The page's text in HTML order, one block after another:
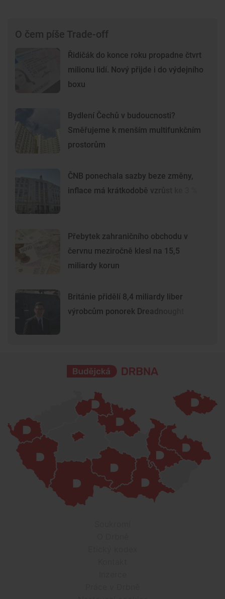
O čem píše Trade-off
Řidičák do konce roku propadne čtvrt
milionu lidí. Nový přijde i do výdejního
boxu
Bydlení Čechů v budoucnosti?
Směřujeme k menším multifunkčním
prostorům
ČNB ponechala sazby beze změny,
inflace má krátkodobě vzrůst ke 3 %
Přebytek zahraničního obchodu v
červnu meziročně klesl na 15,5
miliardy korun
Británie přidělí 8,4 miliardy liber
výrobcům ponorek Dreadnought